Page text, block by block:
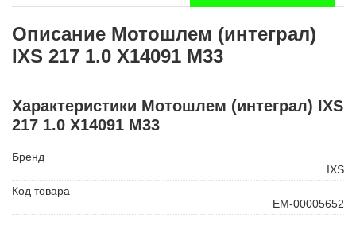
Описание Мотошлем (интеграл)
IXS 217 1.0 X14091 М33
Характеристики Мотошлем (интеграл) IXS
217 1.0 X14091 М33
Бренд
IXS
Код товара
ЕМ-00005652